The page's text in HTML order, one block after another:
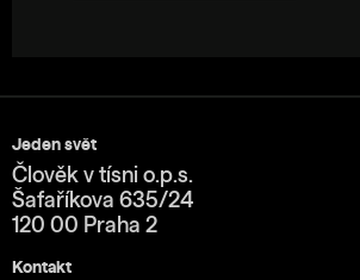
Jeden svět
Člověk v tísni o.p.s.
Šafaříkova 635/24
120 00 Praha 2
Kontakt